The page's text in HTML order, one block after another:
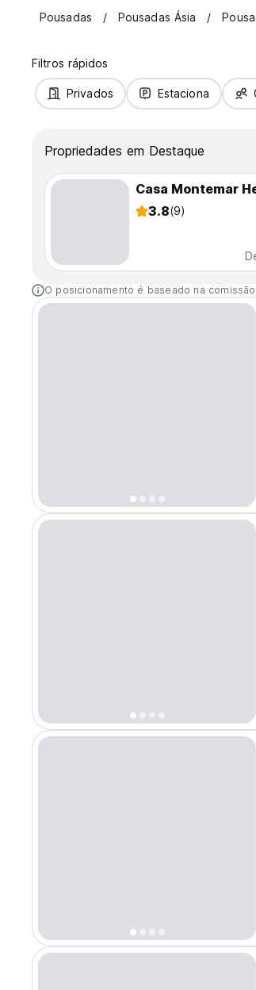
Pousadas Pousadas Ásia
Filtros rápidos
Privados Estaciona
Propriedades em Destaque
Casa Montemar
3.8(9)
O posicionamento é baseado na